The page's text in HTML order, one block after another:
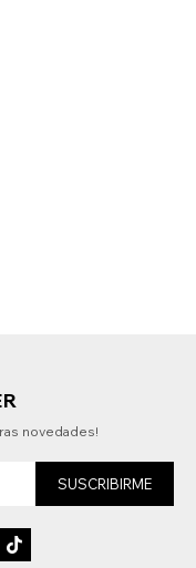
novedades!
SUSCRIBIRME
